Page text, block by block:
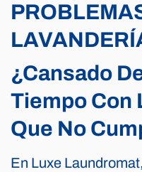
¿Cansado
Tiempo Con
Que No
En Luxe